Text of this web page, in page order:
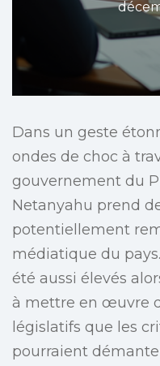
Dans un geste
ondes de choc à
gouvernement du
Netanyahu prend
potentiellement
médiatique du
été aussi élevés
à mettre en œuvre
législatifs que les
pourraient